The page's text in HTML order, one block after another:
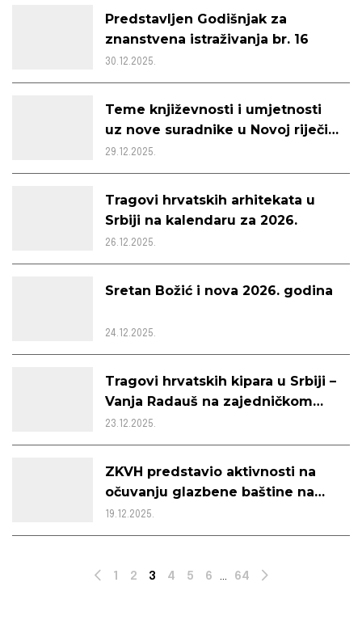
Predstavljen Godišnjak za
znanstvena istraživanja br. 16
30.12.2025.
Teme književnosti i umjetnosti
uz nove suradnike u Novoj riječi
1-2 za 2025. godinu
29.12.2025.
Tragovi hrvatskih arhitekata u
Srbiji na kalendaru za 2026.
26.12.2025.
Sretan Božić i nova 2026. godina
24.12.2025.
Tragovi hrvatskih kipara u Srbiji –
Vanja Radauš na zajedničkom
kalendaru za prosinac 2025.
23.12.2025.
ZKVH predstavio aktivnosti na
očuvanju glazbene baštine na
Akademiji za umjetnost i kulturu
u Osijeku
19.12.2025.
Prev1 2 3 4 5 6 ... 64 Next